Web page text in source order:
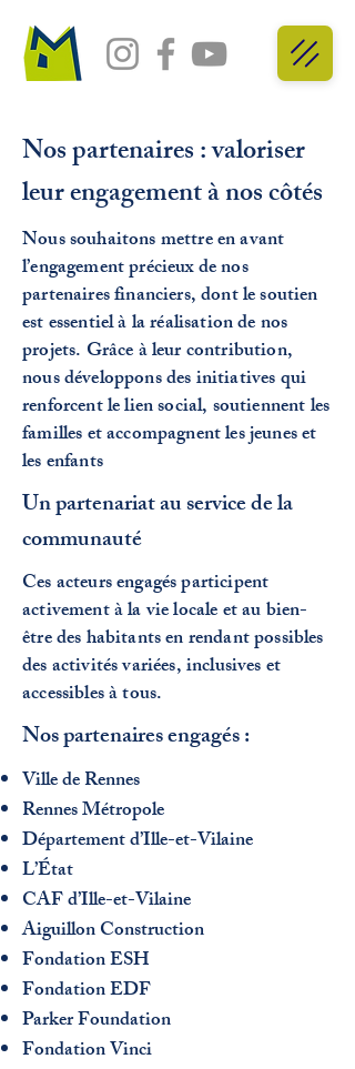
Nos partenaires : valoriser
leur engagement à nos côtés
Nous souhaitons mettre en avant
l’engagement précieux de nos
partenaires financiers, dont le soutien
est essentiel à la réalisation de nos
projets. Grâce à leur contribution,
nous développons des initiatives qui
renforcent le lien social, soutiennent les
familles et accompagnent les jeunes et
les enfantsde notre quartier.
Un partenariat au service de la
communauté
Ces acteurs engagés participent
activement à la vie locale et au bien-
être des habitants en rendant possibles
des activités variées, inclusives et
accessibles à tous.
Nos partenaires engagés :
Ville de Rennes
Rennes Métropole
Département d’Ille-et-Vilaine
L’État
CAF d’Ille-et-Vilaine
Aiguillon Construction
Fondation ESH
Fondation EDF
Parker Foundation
Fondation Vinci